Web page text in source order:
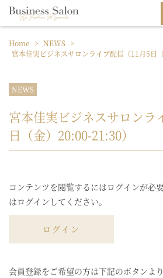
Home > NEWS >
宮本佳実ビジネスサロンライブ配信（11月5日
NEWS
宮本佳実ビジネスサロンラ
日（金）20:00-21:30）
コンテンツを閲覧するにはログインが必
はログインしてください。
ログイン
会員登録をご希望の方は下記のボタンよ